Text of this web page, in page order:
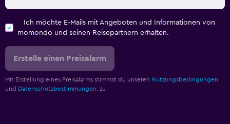
Ich möchte E-Mails mit Angeboten und Informationen von
momondo und seinen Reisepartnern erhalten.
Erstelle einen Preisalarm
Mit Erstellung eines Preisalarms stimmst du unseren Nutzungsbedingungen
und Datenschutzbestimmungen. zu